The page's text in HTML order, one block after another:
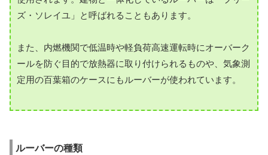
ズ・ソレイユ」と呼ばれることもあります。
また、内燃機関で低温時や軽負荷高速運転時にオーバーク
ールを防ぐ目的で放熱器に取り付けられるものや、気象測
定用の百葉箱のケースにもルーバーが使われています。
ルーバーの種類